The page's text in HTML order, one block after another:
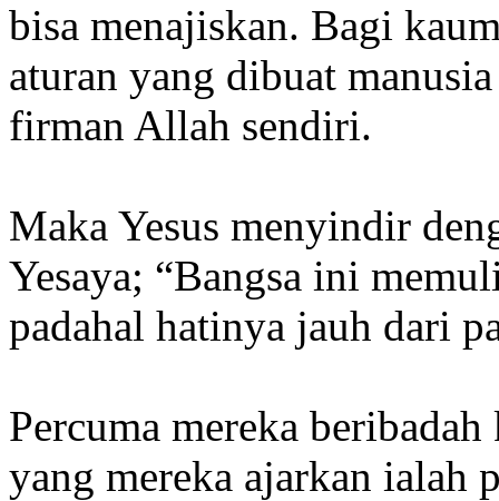
bisa menajiskan. Bagi
aturan yang dibuat
firman Allah sendiri.
Maka Yesus menyindir
Yesaya; “Bangsa ini
padahal hatinya jauh dari
Percuma mereka
yang mereka ajarkan ialah